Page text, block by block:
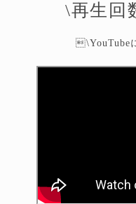
\YouTube
\再生回